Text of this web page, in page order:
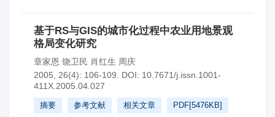
基于RS与GIS的城市化过程中农业用地景观
格局变化研究
章家恩 饶卫民 肖红生 周庆
2005, 26(4): 106-109.
DOI: 10.7671/j.issn.1001-
411X.2005.04.027
摘要 参考文献 相关文章 PDF[5476KB]